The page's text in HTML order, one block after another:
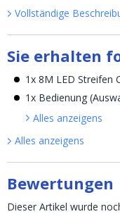
Vollständige
Sie erhalten
1x 8M LED Streifen
1x Bedienung
Alles anzeigens
Alles anzeigens
Bewertungen
Dieser Artikel wurde